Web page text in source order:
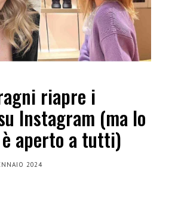
riapre i
Instagram (ma lo
aperto a tutti)
2024